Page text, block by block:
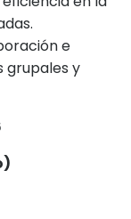
e
grupales y